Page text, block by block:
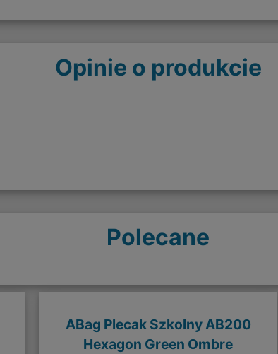
Opinie o produkcie
Polecane
ABag Plecak Szkolny AB200
Hexagon Green Ombre